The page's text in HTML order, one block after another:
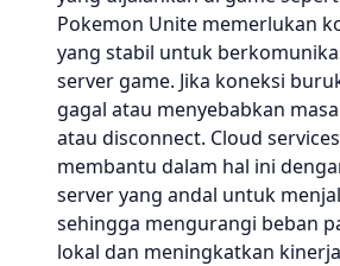
Pokemon Unite memerlukan
yang stabil untuk
server game. Jika koneksi
gagal atau menyebabkan
atau disconnect. Cloud
membantu dalam hal ini
server yang andal untuk
sehingga mengurangi beban
lokal dan meningkatkan